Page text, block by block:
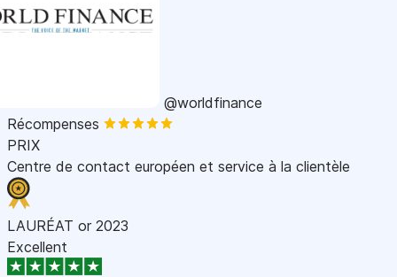
@worldfinance
Récompenses
PRIX
Centre de contact européen et service à la clientèle
LAURÉAT or 2023
Excellent